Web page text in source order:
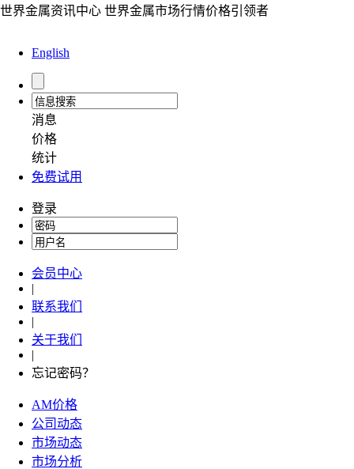
世界金属资讯中心 世界金属市场行情价格引领者
English
消息
价格
统计
免费试用
登录
会员中心
|
联系我们
|
关于我们
|
忘记密码？
AM价格
公司动态
市场动态
市场分析